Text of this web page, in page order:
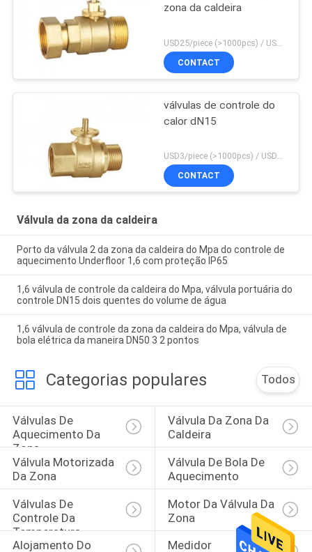
zona da caldeira
CONTACT
válvulas de controle do
calor dN15
USD3/piece (>1000pcs) / USD3.5 (50-1000 pcs) MOQ:50 partes
CONTACT
Válvula da zona da caldeira
Porto da válvula 2 da zona da caldeira do Mpa do controle de
aquecimento Underfloor 1,6 com proteção IP65
1,6 válvula de controle da caldeira do Mpa, válvula portuária do
controle DN15 dois quentes do volume de água
1,6 válvula de controle da zona da caldeira do Mpa, válvula de
bola elétrica da maneira DN50 3 2 pontos
Categorias populares Todos
Válvulas De
Aquecimento Da
Zona
Válvula Da Zona Da
Caldeira
Válvula Motorizada
Da Zona
Válvula De Bola De
Aquecimento
Válvulas De
Controle Da
Temperatura
Motor Da Válvula Da
Zona
Alojamento Do
Medidor